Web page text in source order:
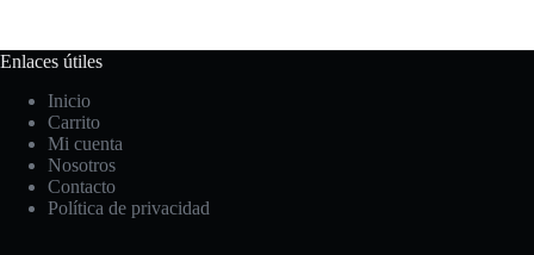
Enlaces útiles
Inicio
Carrito
Mi cuenta
Nosotros
Contacto
Política de privacidad